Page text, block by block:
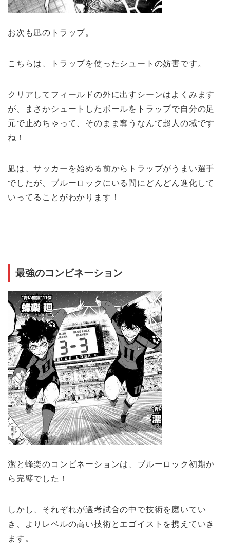
お次も凪のトラップ。
こちらは、トラップを使ったシュートの妨害です。
クリアしてフィールドの外に出すシーンはよくみます
が、まさかシュートしたボールをトラップで自分の足
元で止めちゃって、そのまま奪うなんて超人の域です
ね！
凪は、サッカーを始める前からトラップがうまい選手
でしたが、ブルーロックにいる間にどんどん進化して
いってることがわかります！
最強のコンビネーション
潔と蜂楽のコンビネーションは、ブルーロック初期か
ら完璧でした！
しかし、それぞれが選考試合の中で技術を磨いてい
き、よりレベルの高い技術とエゴイストを携えていき
ます。